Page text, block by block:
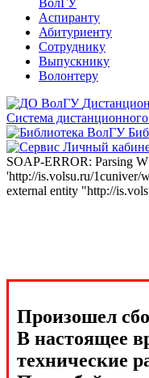
ВолГУ
Аспиранту
Абитуриенту
Сотруднику
Выпускнику
Волонтеру
Система
SOAP-ERROR: Parsing
'http://is.volsu.ru/1cuniver/
external entity "http://
Произошел
В настоящее
технические